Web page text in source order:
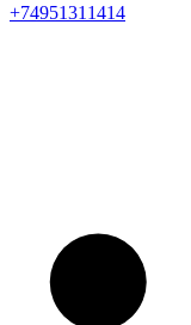
+74951311414